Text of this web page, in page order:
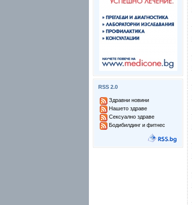
RSS 2.0
Здравни новини
Нашето здраве
Сексуално здраве
Бодибилдинг и фитнес